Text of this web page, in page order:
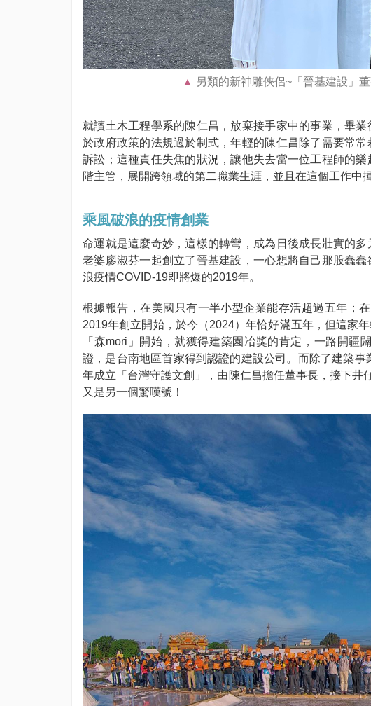
另類的新神雕俠侶~「晉基建設」
就讀土木工程學系的陳仁昌，放棄接手家中的事業，畢
於政府政策的法規過於制式，年輕的陳仁昌除了需要常
訴訟；這種責任失焦的狀況，讓他失去當一位工程師的
階主管，展開跨領域的第二職業生涯，並且在這個工作中
乘風破浪的疫情創業
命運就是這麼奇妙，這樣的轉彎，成為日後成長壯實的
老婆廖淑芬一起創立了晉基建設，一心想將自己那股蠢
浪疫情COVID-19即將爆的2019年。
根據報告，在美國只有一半小型企業能存活超過五年；
2019年創立開始，於今（2024）年恰好滿五年，但這家
「森mori」開始，就獲得建築園冶獎的肯定，一路開
證，是台南地區首家得到認證的建設公司。而除了建築
年成立「台灣守護文創」，由陳仁昌擔任董事長，接下
又是另一個驚嘆號！